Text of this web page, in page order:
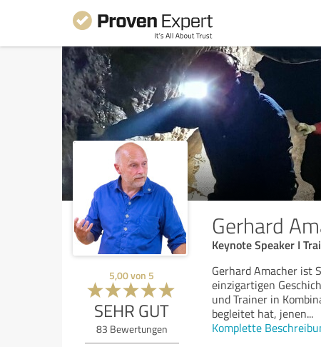
Gerhard
Keynote Speaker I
5,00von 5
SEHR GUT
83 Bewertungen
Gerhard Amacher ist
einzigartigen
und Trainer in
begleitet hat, jenen...
Komplette